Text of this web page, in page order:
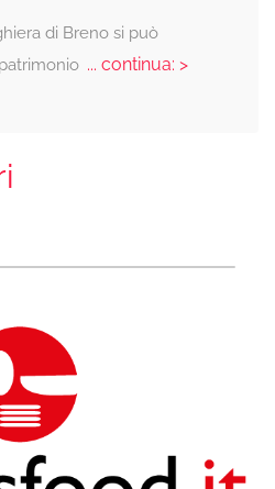
di Breno si può
... continua: >